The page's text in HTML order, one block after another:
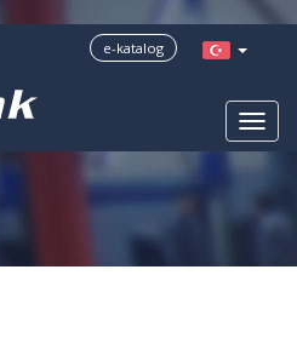
e-katalog